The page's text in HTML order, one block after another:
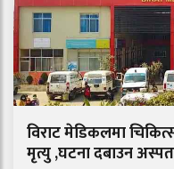
विराट मेडिकलमा
मृत्यु ,घटना दबाउन